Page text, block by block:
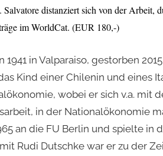
Salvatore distanziert sich von der Arbeit,
im WorldCat. (EUR 180,-)
1941 in Valparaiso, gestorben
Kind einer Chilenin und eines
wobei er sich v.a. mit
in der Nationalökonomie
an die FU Berlin und spielte in
Rudi Dutschke war er zu der